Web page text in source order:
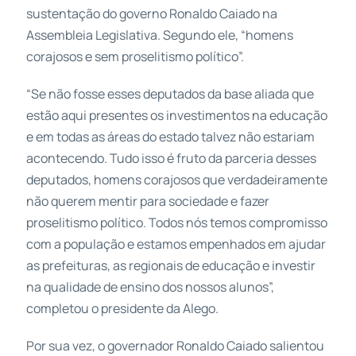
sustentação do governo Ronaldo Caiado na
Assembleia Legislativa. Segundo ele, “homens
corajosos e sem proselitismo político”.
“Se não fosse esses deputados da base aliada que
estão aqui presentes os investimentos na educação
e em todas as áreas do estado talvez não estariam
acontecendo. Tudo isso é fruto da parceria desses
deputados, homens corajosos que verdadeiramente
não querem mentir para sociedade e fazer
proselitismo político. Todos nós temos compromisso
com a população e estamos empenhados em ajudar
as prefeituras, as regionais de educação e investir
na qualidade de ensino dos nossos alunos”,
completou o presidente da Alego.
Por sua vez, o governador Ronaldo Caiado salientou